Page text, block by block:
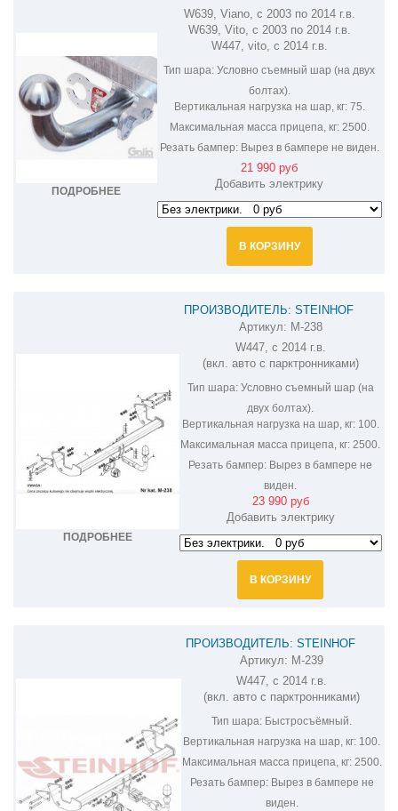
ПОДРОБНЕЕ
MERCEDES VIANO-VITO M108A
W639, Viano, с 2003 по 2014 г.в.
W639, Vito, с 2003 по 2014 г.в.
W447, vito, с 2014 г.в.
Тип шара: Условно съемный шар (на двух
болтах).
Вертикальная нагрузка на шар, кг:75.
Максимальная масса прицепа, кг:2500.
Резать бампер:Вырез в бампере не виден.
21 990 руб
Добавить электрику
В КОРЗИНУ
ПОДРОБНЕЕ
ПРОИЗВОДИТЕЛЬ: STEINHOF
ФАРКОП НА MERCEDES VITO M-238
Артикул: M-238
W447, с 2014 г.в.
(вкл. авто с парктронниками)
Тип шара:Условно съемный шар (на
двух болтах).
Вертикальная нагрузка на шар, кг:100.
Максимальная масса прицепа, кг: 2500.
Резать бампер: Вырез в бампере не
виден.
23 990 руб
Добавить электрику
В КОРЗИНУ
ПРОИЗВОДИТЕЛЬ: STEINHOF
ФАРКОП НА MERCEDES VITO M-239
Артикул: M-239
W447, с 2014 г.в.
(вкл. авто с парктронниками)
Тип шара: Быстросъёмный.
Вертикальная нагрузка на шар, кг: 100.
Максимальная масса прицепа, кг:2500.
Резать бампер:Вырез в бампере не
виден.